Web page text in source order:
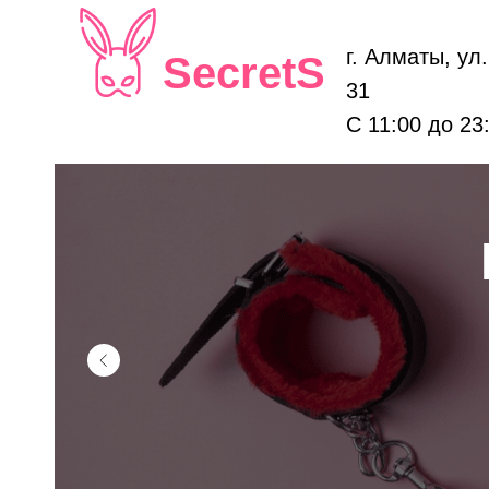
SecretS
г. Алматы,
31
С 11:00 до